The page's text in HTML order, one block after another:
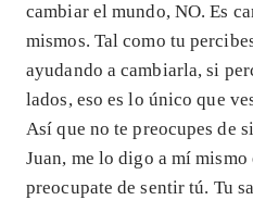
cambiar el mundo, NO. Es
mismos. Tal como tu
ayudando a cambiarla, si
lados, eso es lo único que
Así que no te preocupes de
Juan, me lo digo a mí
preocupate de sentir tú. Tu